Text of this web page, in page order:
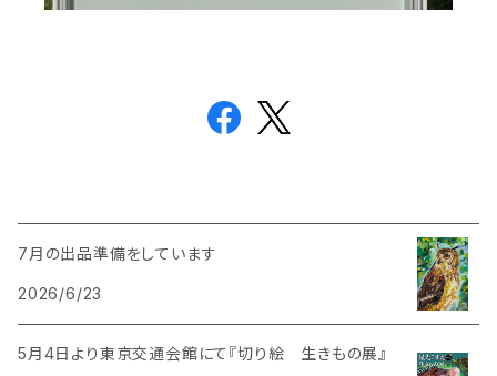
7月の出品準備をしています
2026/6/23
5月4日より東京交通会館にて『切り絵 生きもの展』